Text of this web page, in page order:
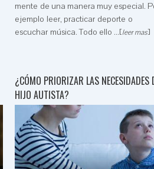
mente de una manera muy especial.
ejemplo leer, practicar deporte o
escuchar música. Todo ello ...[leer mas]
¿CÓMO PRIORIZAR LAS NECESIDADES
HIJO AUTISTA?